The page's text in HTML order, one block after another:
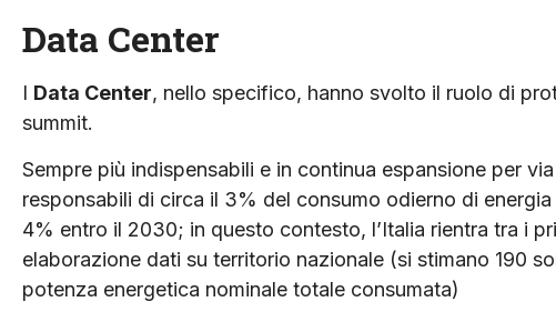
Data Center
I Data Center, nello specifico, hanno svolto il ruolo di
summit.
Sempre più indispensabili e in continua espansione per
responsabili di circa il 3% del consumo odierno di
4% entro il 2030; in questo contesto, l’Italia rientra tra i
elaborazione dati su territorio nazionale (si stimano 190
potenza energetica nominale totale consumata)